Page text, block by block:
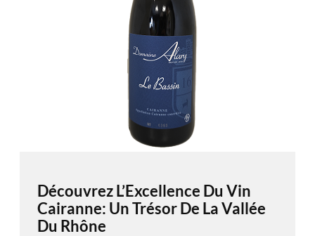
Découvrez L’Excellence Du Vin
Cairanne: Un Trésor De La Vallée
Du Rhône